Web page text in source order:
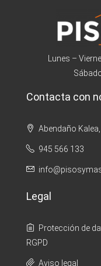
Lunes –
Contacta con
Abendaño
945 566 133
Legal
Protección de
RGPD
Aviso legal